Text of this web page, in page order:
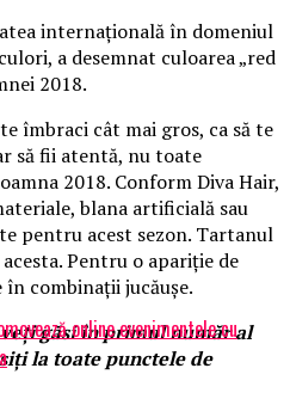
internaţională în domeniul
a desemnat culoarea „red
2018.
îmbraci cât mai gros, ca să te
să fii atentă, nu toate
2018. Conform Diva Hair,
blana artificială sau
pentru acest sezon. Tartanul
Pentru o apariţie de
în combinaţii jucăuşe.
găsi în primul număr al
la toate punctele de
online evenimentele cu